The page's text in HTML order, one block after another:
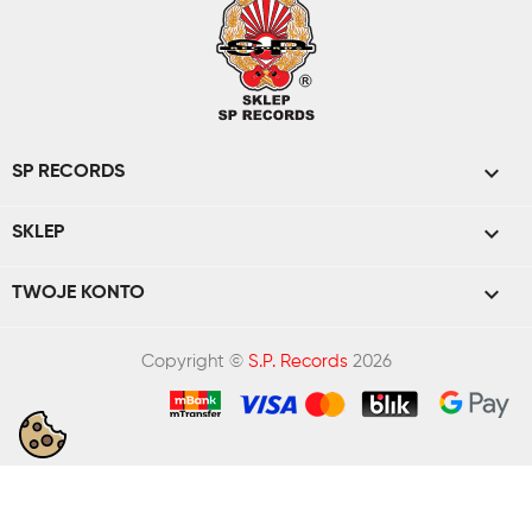
SP RECORDS 
SKLEP 
TWOJE KONTO 
Copyright © S.P. Records2026